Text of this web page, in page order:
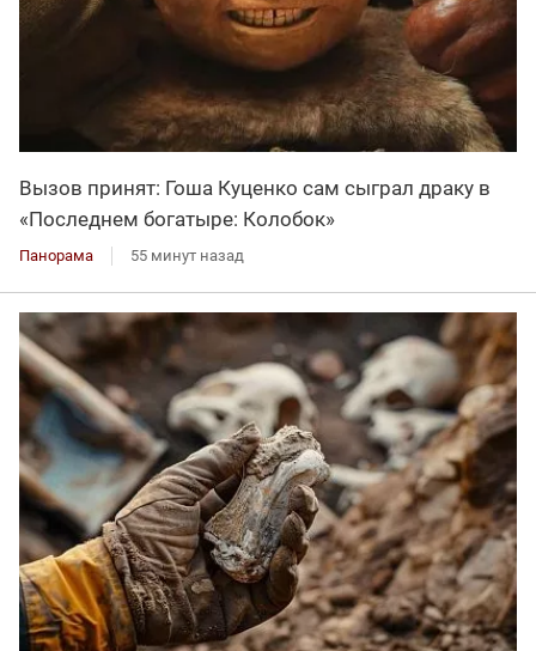
Вызов принят: Гоша Куценко сам сыграл драку в
«Последнем богатыре: Колобок»
Панорама 55 минут назад